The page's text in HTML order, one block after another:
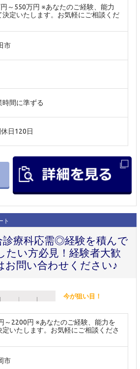
～550万円 ※あなたのご経験、能力
決定いたします。お気軽にご相談くだ
市
時間に準ずる
日120日
ト
診療科応需◎経験を積んで
たい方必見！経験者大歓
お問い合わせください♪
今が狙い目！
～2200円 ※あなたのご経験、能力を
定いたします。お気軽にご相談くださ
市